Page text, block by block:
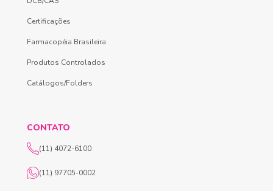
Certificações
Farmacopéia Brasileira
Produtos Controlados
Catálogos/Folders
CONTATO
(11) 4072-6100
(11) 97705-0002